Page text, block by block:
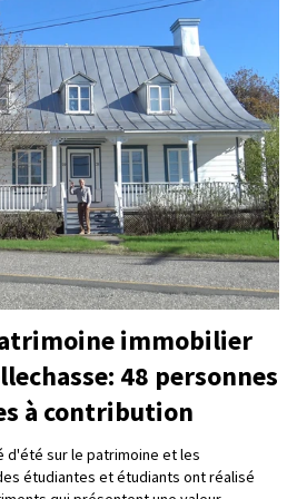
immobilier
48 personnes
à contribution
d'été sur le patrimoine et les
étudiantes et étudiants ont réalisé